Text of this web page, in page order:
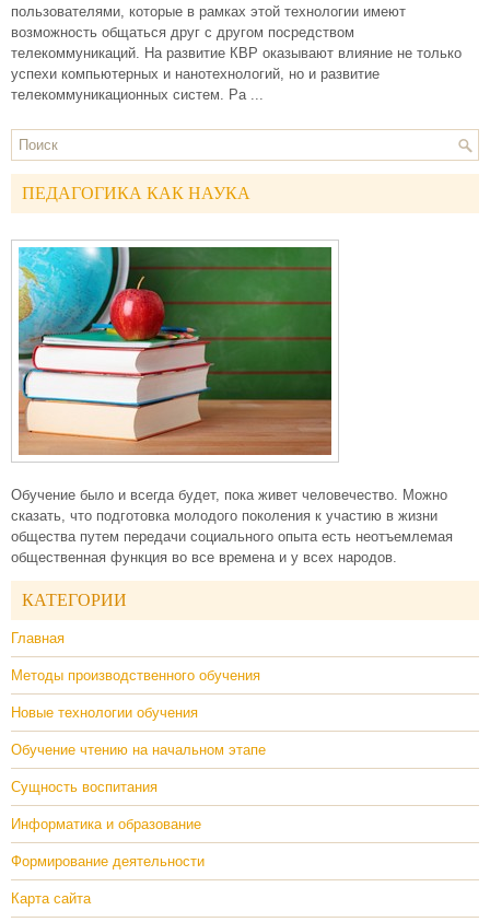
пользователями, которые в рамках этой технологии имеют
возможность общаться друг с другом посредством
телекоммуникаций. На развитие КВР оказывают влияние не только
успехи компьютерных и нанотехнологий, но и развитие
телекоммуникационных систем. Ра ...
ПЕДАГОГИКА КАК НАУКА
Обучение было и всегда будет, пока живет человечество. Можно
сказать, что подготовка молодого поколения к участию в жизни
общества путем передачи социального опыта есть неотъемлемая
общественная функция во все времена и у всех народов.
КАТЕГОРИИ
Главная
Методы производственного обучения
Новые технологии обучения
Обучение чтению на начальном этапе
Сущность воспитания
Информатика и образование
Формирование деятельности
Карта сайта